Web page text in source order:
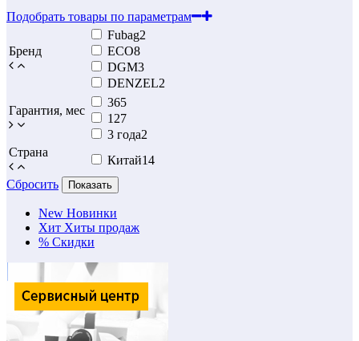
Подобрать товары по параметрам
Бренд
Fubag2
ECO8
DGM3
DENZEL2
Гарантия, мес
365
127
3 года2
Страна
Китай14
Сбросить
Показать
New Новинки
Хит Хиты продаж
% Скидки